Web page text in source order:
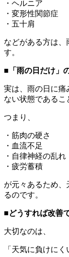
・ヘルニア
・変形性関節症
・五十肩
などがある方は、
す。
■「雨の日だけ」
実は、雨の日に痛
ない状態であるこ
つまり、
・筋肉の硬さ
・血流不足
・自律神経の乱れ
・疲労蓄積
が元々あるため、
るのです。
■どうすれば改善
大切なのは、
「天気に負けにく